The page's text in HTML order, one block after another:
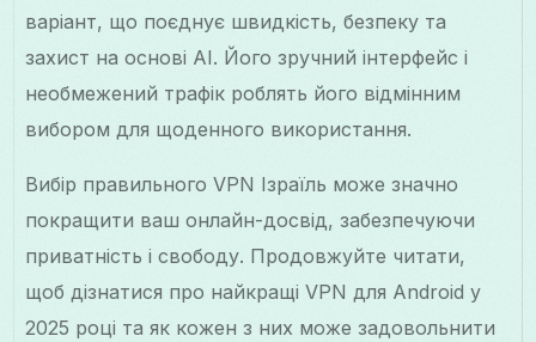
варіант, що поєднує швидкість, безпеку та
захист на основі AI. Його зручний інтерфейс і
необмежений трафік роблять його відмінним
вибором для щоденного використання.
Вибір правильного VPN Ізраїль може значно
покращити ваш онлайн-досвід, забезпечуючи
приватність і свободу. Продовжуйте читати,
щоб дізнатися про найкращі VPN для Android у
2025 році та як кожен з них може задовольнити